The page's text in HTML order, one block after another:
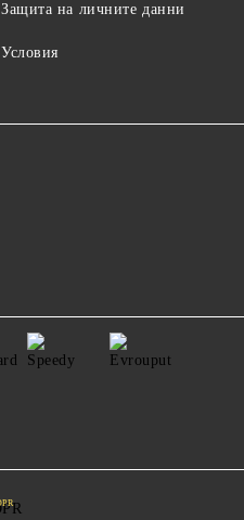
Защита на личните данни
Условия